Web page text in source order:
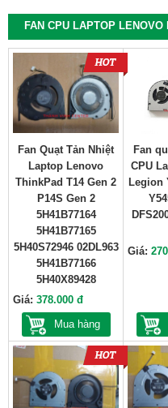
FAN CPU LAPTOP LENOVO
Fan Quạt Tản Nhiệt
Laptop Lenovo
ThinkPad T14 Gen 2
P14S Gen 2
5H41B77164
5H41B77165
5H40S72946 02DL963
5H41B77166
5H40X89428
Giá: 378.000 đ
Mua hàng
Fan
CPU
Legion
Giá: